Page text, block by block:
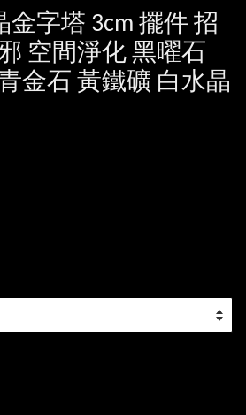
金字塔 3cm 擺件 招
空間淨化 黑曜石
金石 黃鐵礦 白水晶